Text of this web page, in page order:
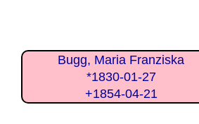
Bugg, Maria Franziska
*1830-01-27
+1854-04-21